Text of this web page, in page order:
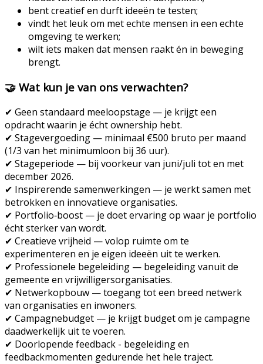
bent creatief en durft ideeën te testen;
vindt het leuk om met echte mensen in een echte
omgeving te werken;
wilt iets maken dat mensen raakt én in beweging
brengt.
🤝 Wat kun je van ons verwachten?
✔ Geen standaard meeloopstage — je krijgt een
opdracht waarin je écht ownership hebt.
✔ Stagevergoeding — minimaal €500 bruto per maand
(1/3 van het minimumloon bij 36 uur).
✔ Stageperiode — bij voorkeur van juni/juli tot en met
december 2026.
✔ Inspirerende samenwerkingen — je werkt samen met
betrokken en innovatieve organisaties.
✔ Portfolio‑boost — je doet ervaring op waar je portfolio
écht sterker van wordt.
✔ Creatieve vrijheid — volop ruimte om te
experimenteren en je eigen ideeën uit te werken.
✔ Professionele begeleiding — begeleiding vanuit de
gemeente en vrijwilligersorganisaties.
✔ Netwerkopbouw — toegang tot een breed netwerk
van organisaties en inwoners.
✔ Campagnebudget — je krijgt budget om je campagne
daadwerkelijk uit te voeren.
✔ Doorlopende feedback - begeleiding en
feedbackmomenten gedurende het hele traject.